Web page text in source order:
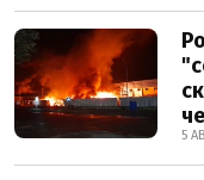
5